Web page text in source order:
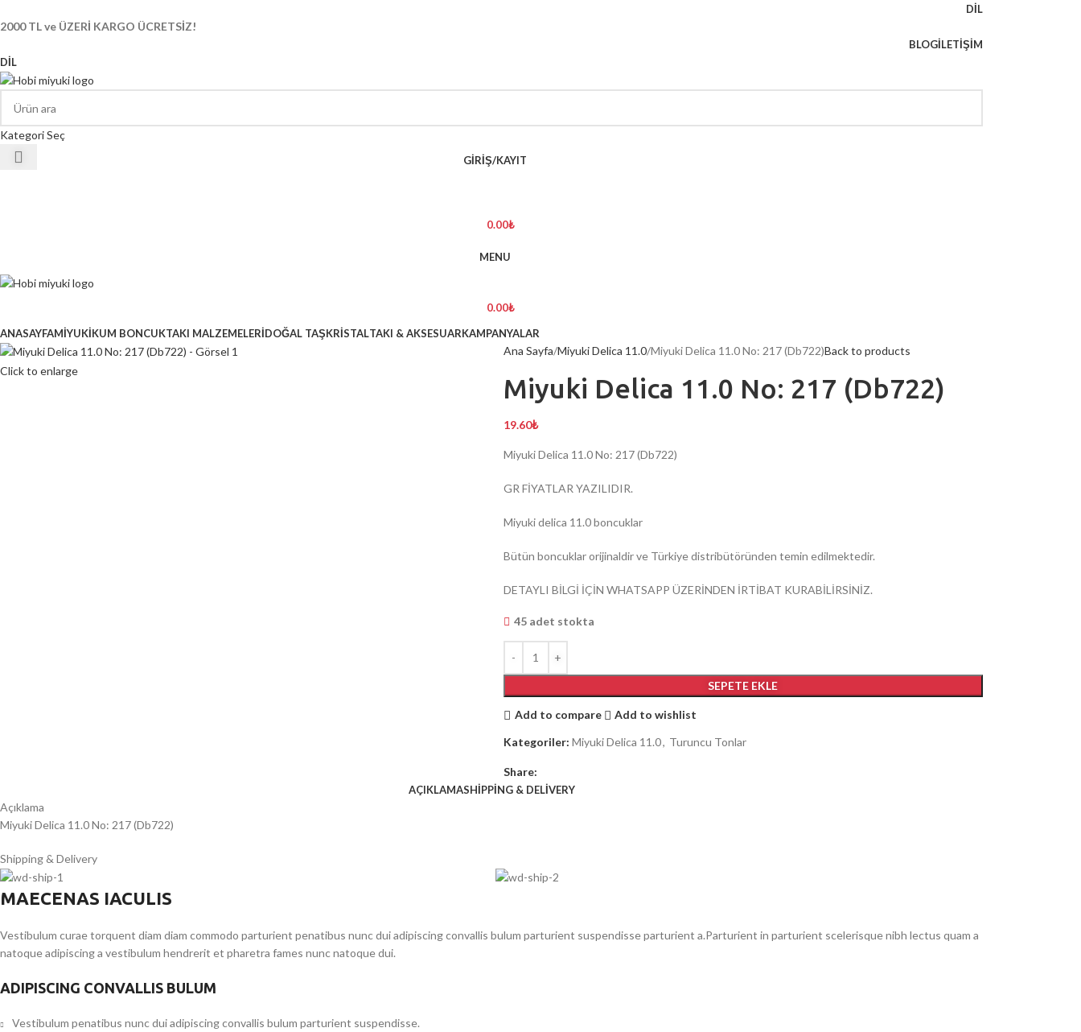
DIL
2000 TL ve ÜZERİ KARGO ÜCRETSİZ!
BLOGİLETIŞIM
DIL
Kategori Seç
GIRIŞ/KAYIT
0.00₺
MENU
0.00₺
ANASAYFAMİYUKİKUM BONCUKTAKI MALZEMELERİDOĞAL TAŞKRİSTALTAKI & AKSESUARKAMPANYALAR
Click to enlarge
Ana Sayfa Miyuki Delica 11.0 Miyuki Delica 11.0 No: 217 (Db722)Back to products
Miyuki Delica 11.0 No: 217 (Db722)
19.60₺
Miyuki Delica 11.0 No: 217 (Db722)
GR FİYATLAR YAZILIDIR.
Miyuki delica 11.0 boncuklar
Bütün boncuklar orijinaldir ve Türkiye distribütöründen temin edilmektedir.
DETAYLI BİLGİ İÇİN WHATSAPP ÜZERİNDEN İRTİBAT KURABİLİRSİNİZ.
45 adet stokta
SEPETE EKLE
Add to compare
Add to wishlist
Kategoriler: Miyuki Delica 11.0, Turuncu Tonlar
Share:
AÇIKLAMASHIPPING & DELIVERY
Açıklama
Miyuki Delica 11.0 No: 217 (Db722)
Shipping & Delivery
MAECENAS IACULIS
Vestibulum curae torquent diam diam commodo parturient penatibus nunc dui adipiscing convallis bulum parturient suspendisse parturient a.Parturient in parturient scelerisque nibh lectus quam a
natoque adipiscing a vestibulum hendrerit et pharetra fames nunc natoque dui.
ADIPISCING CONVALLIS BULUM
Vestibulum penatibus nunc dui adipiscing convallis bulum parturient suspendisse.